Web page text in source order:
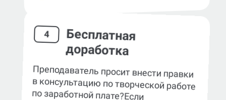
4 Бесплатная
доработка
Преподаватель просит внести правки
в консультацию по творческой работе
по заработной плате?Если